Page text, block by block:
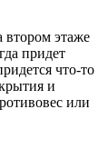
этаже
придет
что-то
и
или